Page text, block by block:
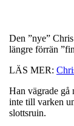
Den ”nye”
längre förrän
LÄS MER:
Han vägrade gå
inte till varken
slottsruin.